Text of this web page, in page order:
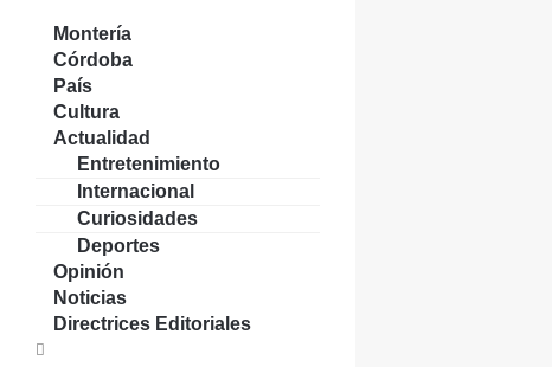
Montería
Córdoba
País
Cultura
Actualidad
Entretenimiento
Internacional
Curiosidades
Deportes
Opinión
Noticias
Directrices Editoriales